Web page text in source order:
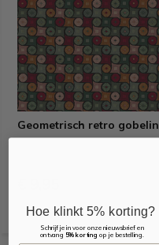
Geometrisch retro gobelin
Hoe klinkt 5% korting?
Schrijf je in voor onze nieuwsbrief en
ontvang 5% kortingop je bestelling.